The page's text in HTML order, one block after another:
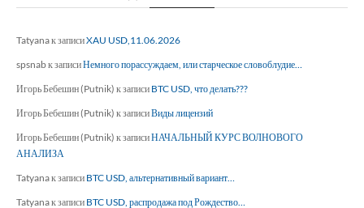
Tatyanaк записиXAU USD,11.06.2026
spsnabк записиНемного порассуждаем, или старческое словоблудие…
Игорь Бебешин (Putnik) к записи BTC USD, что делать???
Игорь Бебешин (Putnik) к записиВиды лицензий
Игорь Бебешин (Putnik) к записиНАЧАЛЬНЫЙ КУРС ВОЛНОВОГО
АНАЛИЗА
Tatyanaк записи BTC USD, альтернативный вариант…
Tatyanaк записи BTC USD, распродажа под Рождество…